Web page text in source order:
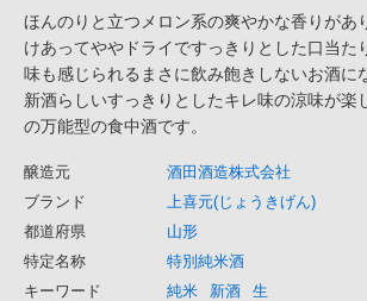
ほんのりと立つメロン系の爽やかな香りがあ
けあってややドライですっきりとした口当た
味も感じられるまさに飲み飽きしないお酒に
新酒らしいすっきりとしたキレ味の涼味が楽
の万能型の食中酒です。
醸造元
酒田酒造株式会社
ブランド
上喜元(じょうきげん)
都道府県
山形
特定名称
特別純米酒
キーワード
純米 新酒
生